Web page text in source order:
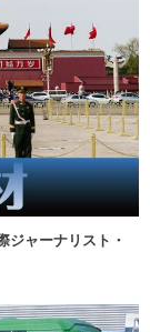
ジャーナリスト・